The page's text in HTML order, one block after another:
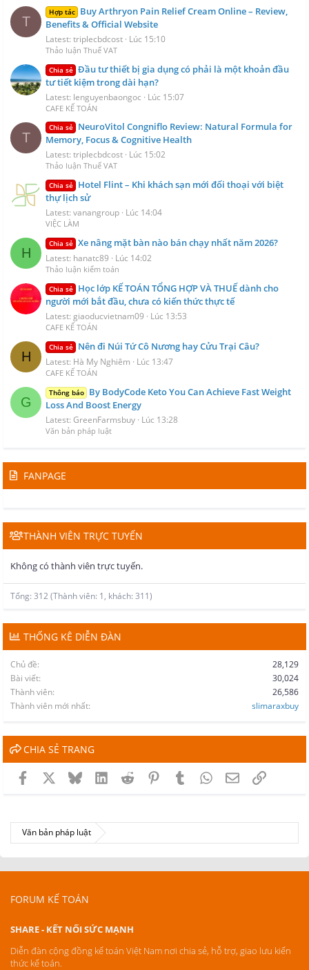
T
Hợp tác Buy Arthryon Pain Relief Cream Online – Review,
Benefits & Official Website
Latest: triplecbdcost Lúc 15:10
Thảo luận Thuế VAT
Chia sẻ Đầu tư thiết bị gia dụng có phải là một khoản đầu
tư tiết kiệm trong dài hạn?
Latest: lenguyenbaongoc Lúc 15:07
CAFE KẾ TOÁN
T
Chia sẻ NeuroVitol Congniflo Review: Natural Formula for
Memory, Focus & Cognitive Health
Latest: triplecbdcost Lúc 15:02
Thảo luận Thuế VAT
Chia sẻ Hotel Flint – Khi khách sạn mới đối thoại với biệt
thự lịch sử
Latest: vanangroup Lúc 14:04
VIỆC LÀM
H
Chia sẻ Xe nâng mặt bàn nào bán chạy nhất năm 2026?
Latest: hanatc89 Lúc 14:02
Thảo luận kiểm toán
Chia sẻ Học lớp KẾ TOÁN TỔNG HỢP VÀ THUẾ dành cho
người mới bắt đầu, chưa có kiến thức thực tế
Latest: giaoducvietnam09 Lúc 13:53
CAFE KẾ TOÁN
H
Chia sẻ Nên đi Núi Tứ Cô Nương hay Cửu Trại Câu?
Latest: Hà My Nghiêm Lúc 13:47
CAFE KẾ TOÁN
G
Thông báo By BodyCode Keto You Can Achieve Fast Weight
Loss And Boost Energy
Latest: GreenFarmsbuy Lúc 13:28
Văn bản pháp luật
FANPAGE
THÀNH VIÊN TRỰC TUYẾN
Không có thành viên trực tuyến.
Tổng: 312 (Thành viên: 1, khách: 311)
THỐNG KÊ DIỄN ĐÀN
Chủ đề
28,129
Bài viết
30,024
Thành viên
26,586
Thành viên mới nhất
slimaraxbuy
CHIA SẺ TRANG
Facebook BlueskyLinkedInReddit PinterestTumblrWhatsApp
EmailLink
Văn bản pháp luật
FORUM KẾ TOÁN
SHARE - KẾT NỐI SỨC MẠNH
Diễn đàn cộng đồng kế toán Việt Nam nơi chia sẻ, hỗ trợ, giao lưu kiến
thức kế toán.